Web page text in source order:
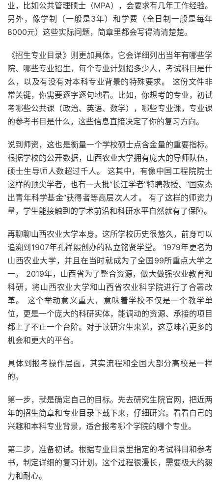
业，比如公共管理硕士（MPA），会要求有几年工作经验。
另外，像学制（一般是3年）和学费（全日制一般是每年
8000元）这些实际问题，简章里都会写得清清楚楚。
《招生专业目录》则更加具体，它会详细列出当年有哪些学
院、哪些专业招生，每个专业计划招多少人，考试科目是什
么，以及有没有对本科专业背景的特殊要求。 这份文件非
常关键，你需要逐字逐句地看。比如，你想考的专业，初试
考哪些公共课（政治、英语、数学），哪些专业课，专业课
的参考书目是什么，这些信息直接决定了你的复习方向。
说到师资，这也是衡量一个学校硕士点含金量的重要指标。
根据学校的公开数据，山西农业大学拥有庞大的导师队伍，
硕士生导师人数超过千人。 这其中，有像中国工程院院士
这样的顶尖学者，也有一大批“长江学者”特聘教授、“国家杰
出青年科学基金”获得者等高层次人才。 有了这样的师资力
量，学生能接触到的学术前沿和科研水平自然就有了保障。
再聊聊山西农业大学本身。这所学校历史很悠久，前身可以
追溯到1907年孔祥熙创办的私立铭贤学堂。 1979年更名为
山西农业大学，并且在当时就成为了全国99所重点大学之
一。 2019年，山西省为了整合资源，做大做强农业教育和
科研，将山西农业大学和山西省农业科学院进行了合署改
革。 这个举动意义重大，意味着学校不仅是一个教学单
位，更是一个庞大的科研实体，能调动的资源、承接的项目
都上了不止一个台阶。对于读研究生来说，这意味着更多的
机会和更大的平台。
具体到报考操作层面，其实流程和全国大部分高校是一样
的。
第一步，就是确定自己的目标。先去研究生院官网，把近两
年的招生简章和专业目录下载下来，仔细研究。看看自己的
兴趣和本科专业背景，适合报考哪个学院的哪个专业。
第二步，准备初试。根据专业目录里指定的考试科目和参考
书，制定详细的复习计划。这个过程很漫长，需要极大的毅
力和耐心。